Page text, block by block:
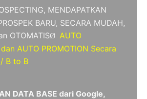
MENDAPATKAN
BARU, SECARA MUDAH,
OTOMATISØ AUTO
AUTO PROMOTION Secara
B to B
DATA BASE dari Google,